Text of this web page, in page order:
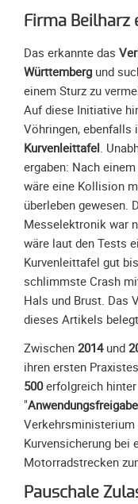
-
Unterfahrschutz
-
mit
in
Absenkung
Meldeformular
Flex.
Kurvenleittafel
Galerien
Galerie
2026
Galerie
2025
Galerie
2024
Galerie
2023
2022
Firma
Das erkannte das
Württemberg und
einem Sturz zu
Auf diese Initiative
Vöhringen, ebenfalls
Kurvenleittafel.
ergaben: Nach
wäre eine Kollision
überleben gewesen.
Messelektronik war
wäre laut den Tests
Kurvenleittafel gut
schlimmste Crash
Hals und Brust. Das
dieses Artikels
Zwischen 2014 und
ihren ersten
500erfolgreich
"
Verkehrsministerium
Kurvensicherung bei
Motorradstrecken
Pauschale